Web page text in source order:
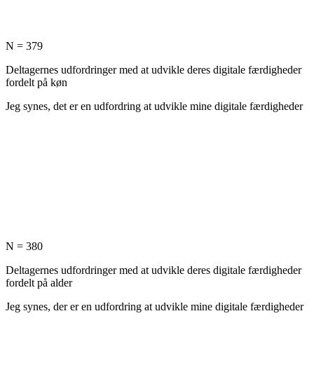
N = 379
Deltagernes udfordringer med at udvikle deres digitale færdigheder
fordelt på køn
Jeg synes, det er en udfordring at udvikle mine digitale færdigheder
N = 380
Deltagernes udfordringer med at udvikle deres digitale færdigheder
fordelt på alder
Jeg synes, der er en udfordring at udvikle mine digitale færdigheder